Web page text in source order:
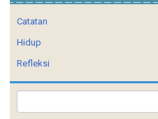
Catatan
Hidup
Refleksi